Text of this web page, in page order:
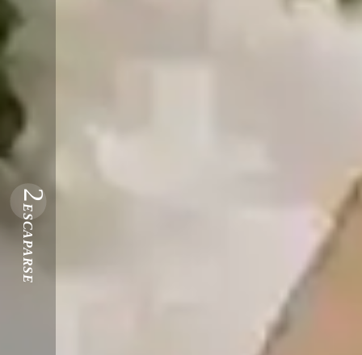
2
ESCAPARSE